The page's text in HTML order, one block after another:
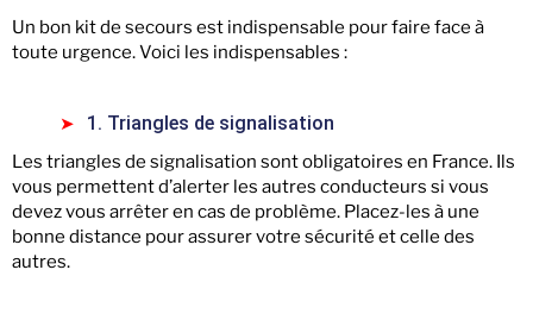
Un bon kit de secours est indispensable pour faire face à
toute urgence. Voici les indispensables :
1. Triangles de signalisation
Les triangles de signalisation sont obligatoires en France. Ils
vous permettent d’alerter les autres conducteurs si vous
devez vous arrêter en cas de problème. Placez-les à une
bonne distance pour assurer votre sécurité et celle des
autres.